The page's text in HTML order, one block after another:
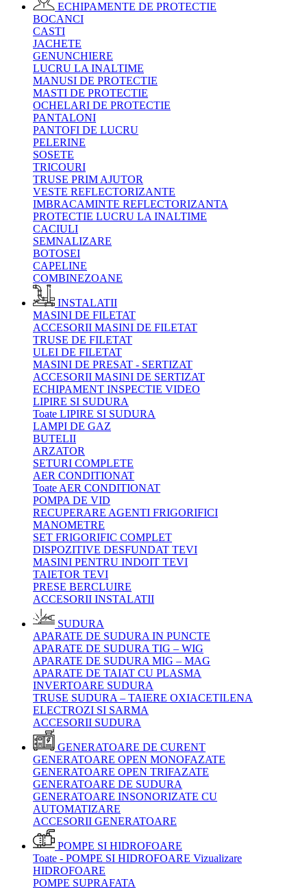
ECHIPAMENTE DE PROTECTIE
BOCANCI
CASTI
JACHETE
GENUNCHIERE
LUCRU LA INALTIME
MANUSI DE PROTECTIE
MASTI DE PROTECTIE
OCHELARI DE PROTECTIE
PANTALONI
PANTOFI DE LUCRU
PELERINE
SOSETE
TRICOURI
TRUSE PRIM AJUTOR
VESTE REFLECTORIZANTE
IMBRACAMINTE REFLECTORIZANTA
PROTECTIE LUCRU LA INALTIME
CACIULI
SEMNALIZARE
BOTOSEI
CAPELINE
COMBINEZOANE
INSTALATII
MASINI DE FILETAT
ACCESORII MASINI DE FILETAT
TRUSE DE FILETAT
ULEI DE FILETAT
MASINI DE PRESAT - SERTIZAT
ACCESORII MASINI DE SERTIZAT
ECHIPAMENT INSPECTIE VIDEO
LIPIRE SI SUDURA
Toate LIPIRE SI SUDURA
LAMPI DE GAZ
BUTELII
ARZATOR
SETURI COMPLETE
AER CONDITIONAT
Toate AER CONDITIONAT
POMPA DE VID
RECUPERARE AGENTI FRIGORIFICI
MANOMETRE
SET FRIGORIFIC COMPLET
DISPOZITIVE DESFUNDAT TEVI
MASINI PENTRU INDOIT TEVI
TAIETOR TEVI
PRESE BERCLUIRE
ACCESORII INSTALATII
SUDURA
APARATE DE SUDURA IN PUNCTE
APARATE DE SUDURA TIG – WIG
APARATE DE SUDURA MIG – MAG
APARATE DE TAIAT CU PLASMA
INVERTOARE SUDURA
TRUSE SUDURA – TAIERE OXIACETILENA
ELECTROZI SI SARMA
ACCESORII SUDURA
GENERATOARE DE CURENT
GENERATOARE OPEN MONOFAZATE
GENERATOARE OPEN TRIFAZATE
GENERATOARE DE SUDURA
GENERATOARE INSONORIZATE CU
AUTOMATIZARE
ACCESORII GENERATOARE
POMPE SI HIDROFOARE
Toate - POMPE SI HIDROFOARE Vizualizare
HIDROFOARE
POMPE SUPRAFATA